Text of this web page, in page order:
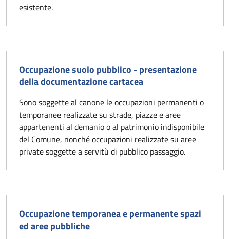
esistente.
Occupazione suolo pubblico - presentazione
della documentazione cartacea
Sono soggette al canone le occupazioni permanenti o
temporanee realizzate su strade, piazze e aree
appartenenti al demanio o al patrimonio indisponibile
del Comune, nonché occupazioni realizzate su aree
private soggette a servitù di pubblico passaggio.
Occupazione temporanea e permanente spazi
ed aree pubbliche